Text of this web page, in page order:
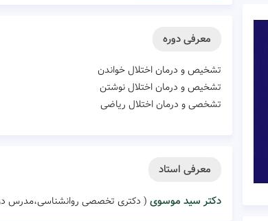
معرفی دوره
تشخیص و درمان اختلال خواندن
تشخیص و درمان اختلال نوشتن
تشخصی و درمان اختلال ریاضی
معرفی استاد
دکتر سید موسوی ( دکتری تخصصی روانشناسی،مدرس